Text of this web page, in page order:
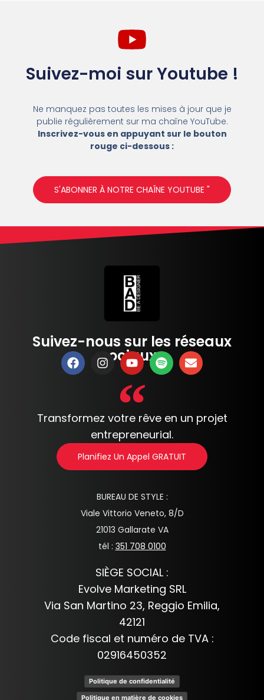
Suivez-moi sur Youtube !
Ne manquez pas toutes les mises à jour que je
publie régulièrement sur ma chaîne YouTube.
Inscrivez-vous en appuyant sur le bouton
rouge ci-dessous :
S'ABONNER À NOTRE CHAÎNE YOUTUBE "
Suivez-nous sur les réseaux
sociaux :
Transformez votre rêve en un projet
entrepreneurial.
Planifiez Un Appel GRATUIT
BUREAU DE STYLE :
Viale Vittorio Veneto, 8/D
21013 Gallarate VA
tél : 351 708 0100
SIÈGE SOCIAL :
Evolve Marketing SRL
Via San Martino 23, Reggio Emilia,
42121
Code fiscal et numéro de TVA :
02916450352
Politique de confidentialité
Politique en matière de cookies